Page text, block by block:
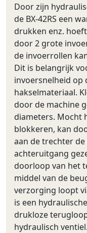
Door zijn
de BX-42RS een
drukken enz.
door 2 grote
de invoerrollen
Dit is belangrijk
invoersnelheid op
hakselmateriaal.
door de machine
diameters. Mocht
blokkeren, kan
aan de trechter
achteruitgang
doorloop van het
middel van de
verzorging loopt
is een
drukloze
hydraulisch ventiel.